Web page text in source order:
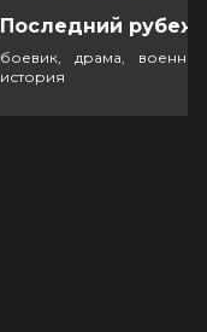
боевик, драма,
история